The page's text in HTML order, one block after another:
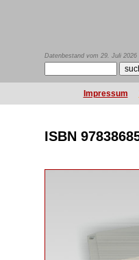
Datenbestand vom 29. Juli 2026
Impressum
ISBN